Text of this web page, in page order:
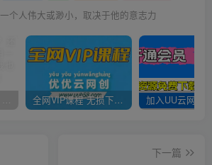
一个人伟大或渺小，取决于他的意志力
你还在到处找项目？还在当韭菜？我靠卖项目一个月收入5万+，曾经我也是个失败者。 全网VIP课程 无损下载~
下一篇